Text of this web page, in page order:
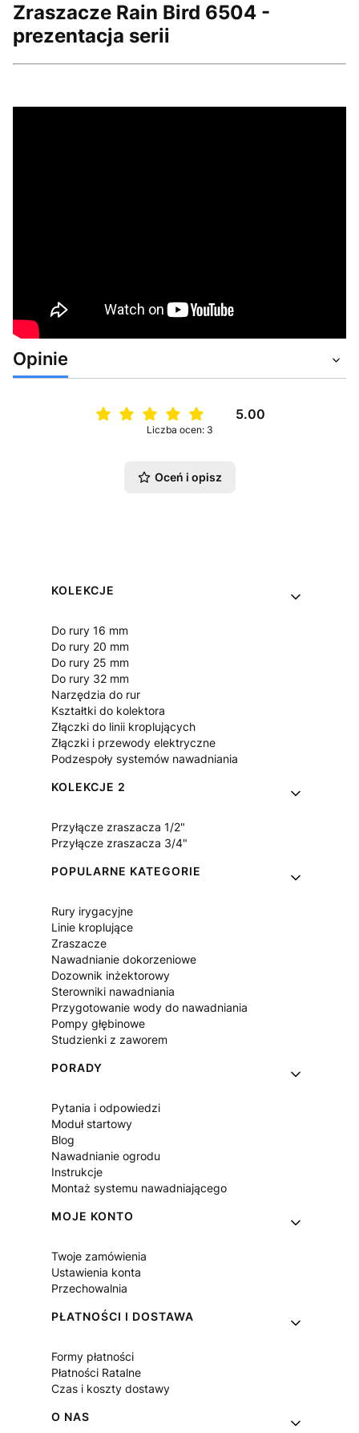
Zraszacze Rain Bird 6504 -
prezentacja serii
Opinie
5.00
Liczba ocen: 3
Oceń i opisz
Linki w stopce
KOLEKCJE
Do rury 16 mm
Do rury 20 mm
Do rury 25 mm
Do rury 32 mm
Narzędzia do rur
Kształtki do kolektora
Złączki do linii kroplujących
Złączki i przewody elektryczne
Podzespoły systemów nawadniania
KOLEKCJE 2
Przyłącze zraszacza 1/2"
Przyłącze zraszacza 3/4"
POPULARNE KATEGORIE
Rury irygacyjne
Linie kroplujące
Zraszacze
Nawadnianie dokorzeniowe
Dozownik inżektorowy
Sterowniki nawadniania
Przygotowanie wody do nawadniania
Pompy głębinowe
Studzienki z zaworem
PORADY
Pytania i odpowiedzi
Moduł startowy
Blog
Nawadnianie ogrodu
Instrukcje
Montaż systemu nawadniającego
MOJE KONTO
Twoje zamówienia
Ustawienia konta
Przechowalnia
PŁATNOŚCI I DOSTAWA
Formy płatności
Płatności Ratalne
Czas i koszty dostawy
O NAS